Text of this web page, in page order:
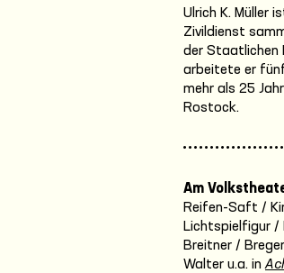
Ulrich K. Müller
Zivildienst
der Staatlichen
arbeitete er
mehr als 25
Rostock.
Am
Reifen-Saft /
Lichtspielfigur /
Breitner /
Walter u.a. in